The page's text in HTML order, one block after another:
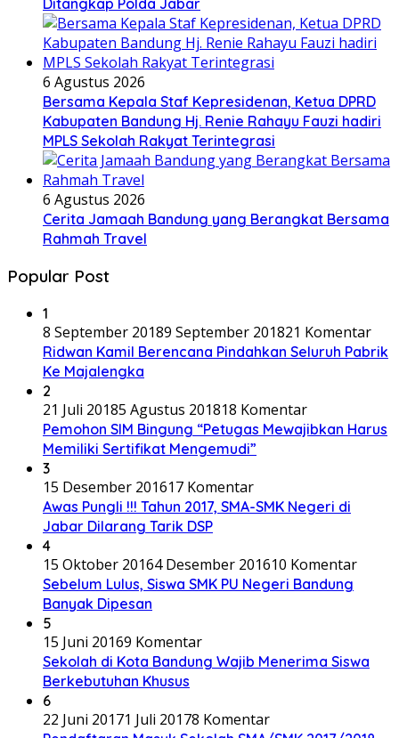
Ditangkap Polda Jabar
6 Agustus 2026
Bersama Kepala Staf Kepresidenan, Ketua DPRD
Kabupaten Bandung Hj. Renie Rahayu Fauzi hadiri
MPLS Sekolah Rakyat Terintegrasi
6 Agustus 2026
Cerita Jamaah Bandung yang Berangkat Bersama
Rahmah Travel
Popular Post
1
8 September 20189 September 201821 Komentar
Ridwan Kamil Berencana Pindahkan Seluruh Pabrik
Ke Majalengka
2
21 Juli 20185 Agustus 201818 Komentar
Pemohon SIM Bingung “Petugas Mewajibkan Harus
Memiliki Sertifikat Mengemudi”
3
15 Desember 201617 Komentar
Awas Pungli !!! Tahun 2017, SMA-SMK Negeri di
Jabar Dilarang Tarik DSP
4
15 Oktober 20164 Desember 201610 Komentar
Sebelum Lulus, Siswa SMK PU Negeri Bandung
Banyak Dipesan
5
15 Juni 20169 Komentar
Sekolah di Kota Bandung Wajib Menerima Siswa
Berkebutuhan Khusus
6
22 Juni 20171 Juli 20178 Komentar